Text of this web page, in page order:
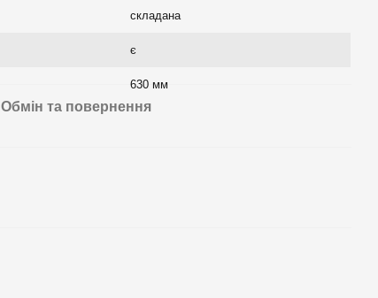
складана
є
630 мм
Обмін та повернення